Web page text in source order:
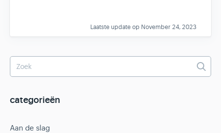
Laatste update op November 24, 2023
categorieën
Aan de slag